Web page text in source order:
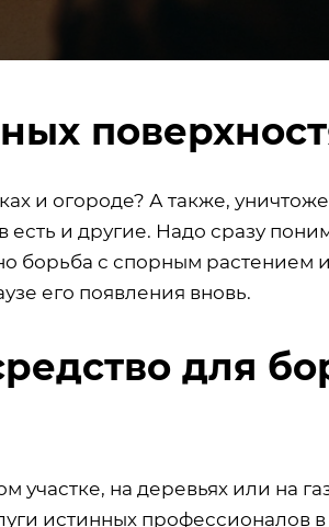
и огороде? А также,
и другие. Надо сразу
борьба с спорным
его появления вновь.
для
участке, на деревьях или на
истинных профессионалов